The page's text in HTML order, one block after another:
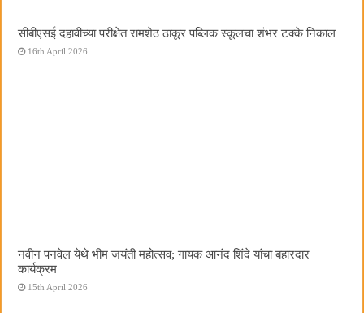
सीबीएसई दहावीच्या परीक्षेत रामशेठ ठाकूर पब्लिक स्कूलचा शंभर टक्के निकाल
16th April 2026
नवीन पनवेल येथे भीम जयंती महोत्सव; गायक आनंद शिंदे यांचा बहारदार
कार्यक्रम
15th April 2026